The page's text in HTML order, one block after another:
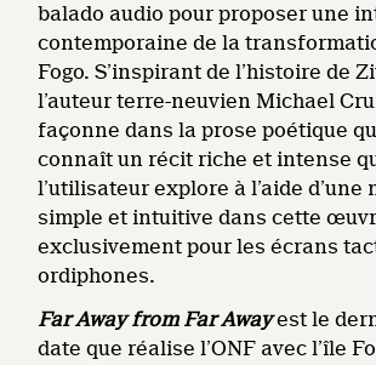
balado audio pour proposer une
contemporaine de la
Fogo. S’inspirant de l’histoire de
l’auteur terre-neuvien Michael
façonne dans la prose poétique
connaît un récit riche et intense
l’utilisateur explore à l’aide d’une
simple et intuitive dans cette
exclusivement pour les écrans
ordiphones.
Far Away from Far Awayest le
date que réalise l’ONF avec l’île